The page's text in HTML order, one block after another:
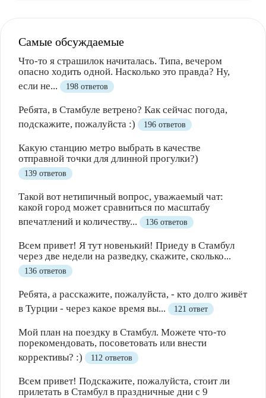
Самые обсуждаемые
Что-то я страшилок начиталась. Типа, вечером
опасно ходить одной. Насколько это правда? Ну,
если не...
198 ответов
Ребята, в Стамбуле ветрено? Как сейчас погода,
подскажите, пожалуйста :)
196 ответов
Какую станцию метро выбрать в качестве
отправной точки для длинной прогулки?)
139 ответов
Такой вот нетипичный вопрос, уважаемый чат:
какой город может сравниться по масштабу
впечатлений и количеству...
136 ответов
Всем привет! Я тут новенький! Приеду в Стамбул
через две недели на разведку, скажите, сколько...
136 ответов
Ребята, а расскажите, пожалуйста, - кто долго живёт
в Турции - через какое время вы...
121 ответ
Мой план на поездку в Стамбул. Можете что-то
порекомендовать, посоветовать или внести
коррективы? :)
112 ответов
Всем привет! Подскажите, пожалуйста, стоит ли
прилетать в Стамбул в праздничные дни с 9